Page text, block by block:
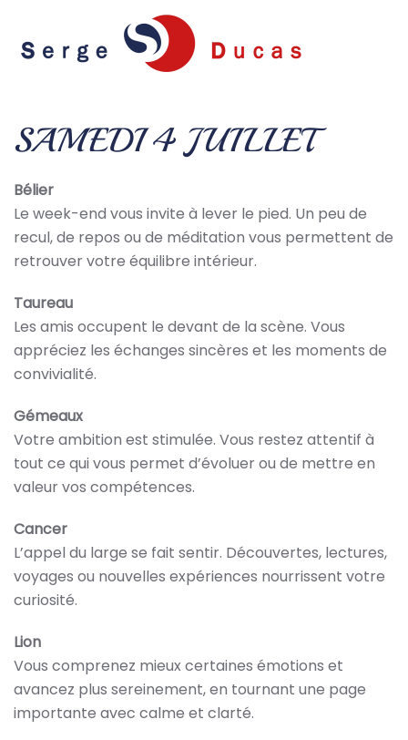
Skip to main content
SAMEDI 4 JUILLET
Bélier
Le week-end vous invite à lever le pied. Un peu de
recul, de repos ou de méditation vous permettent de
retrouver votre équilibre intérieur.
Taureau
Les amis occupent le devant de la scène. Vous
appréciez les échanges sincères et les moments de
convivialité.
Gémeaux
Votre ambition est stimulée. Vous restez attentif à
tout ce qui vous permet d’évoluer ou de mettre en
valeur vos compétences.
Cancer
L’appel du large se fait sentir. Découvertes, lectures,
voyages ou nouvelles expériences nourrissent votre
curiosité.
Lion
Vous comprenez mieux certaines émotions et
avancez plus sereinement, en tournant une page
importante avec calme et clarté.